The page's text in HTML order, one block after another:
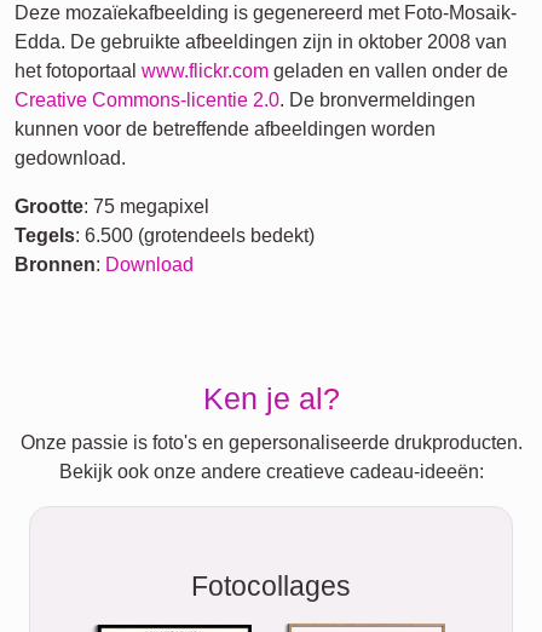
Deze mozaïekafbeelding is gegenereerd met Foto-Mosaik-
Edda. De gebruikte afbeeldingen zijn in oktober 2008 van
het fotoportaal www.flickr.com geladen en vallen onder de
Creative Commons-licentie 2.0. De bronvermeldingen
kunnen voor de betreffende afbeeldingen worden
gedownload.
Grootte: 75 megapixel
Tegels: 6.500 (grotendeels bedekt)
Bronnen: Download
Ken je al?
Onze passie is foto's en gepersonaliseerde drukproducten.
Bekijk ook onze andere creatieve cadeau-ideeën:
Fotocollages